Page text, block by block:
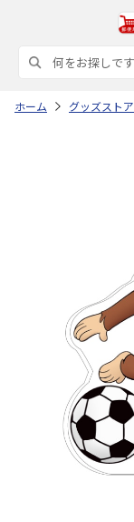
ホーム グッズストア